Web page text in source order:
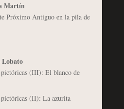
Martín
Próximo Antiguo en la pila de
pictóricas (III): El blanco de
pictóricas (II): La azurita